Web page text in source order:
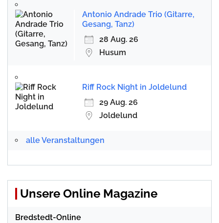
Antonio Andrade Trio (Gitarre,
Gesang, Tanz)
28 Aug. 26
Husum
Riff Rock Night in Joldelund
29 Aug. 26
Joldelund
alle Veranstaltungen
Unsere Online Magazine
Bredstedt-Online